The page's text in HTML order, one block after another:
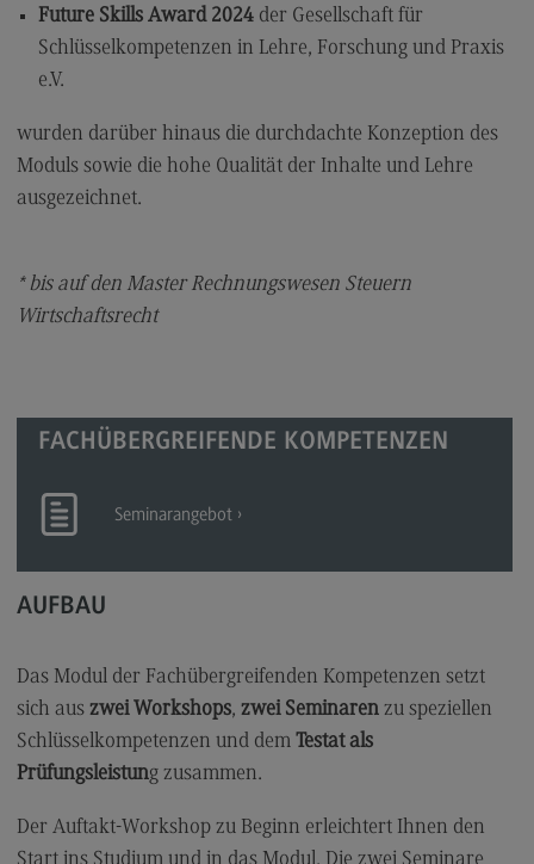
Modulangebot
Kontakt
Entrepreneurship
Executive Engineering
Besonderheiten und Highlights
Kontakt
Finance
Modulangebot
Berufsperspektiven
Kontakt
General Business Management
Future Skills Award 2024 der Gesellschaft für
Schlüsselkompetenzen in Lehre, Forschung und Praxis
e.V.
wurden darüber hinaus die durchdachte Konzeption des
Moduls sowie die hohe Qualität der Inhalte und Lehre
ausgezeichnet.
* bis auf den Master Rechnungswesen Steuern
Wirtschaftsrecht
FACHÜBERGREIFENDE KOMPETENZEN
Seminarangebot
AUFBAU
Das Modul der Fachübergreifenden Kompetenzen setzt
sich aus zwei Workshops, zwei Seminarenzu speziellen
Schlüsselkompetenzen und dem Testat als
Prüfungsleistung zusammen.
Der Auftakt-Workshop zu Beginn erleichtert Ihnen den